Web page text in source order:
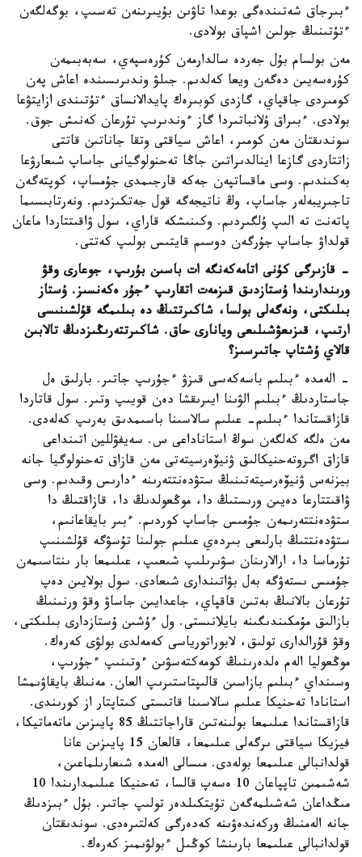
ءبىرجاق شەتىندەگى بوعدا تاۋىن بۇيىرىنەن تەسىپ، بوگەلگەن
ءتۇتىنىڭ جولىن اشپاق بولادى.
مەن بولسام بۇل جەردە سالدارمەن كۇرەسپەي، سەبەبىمەن
كۇرەسەيىن دەگەن ويعا كەلدىم. جىلۋ وندىرىسىندە اعاش پەن
كومىردى جاقپاي، گازدى كوبىرەك پايدالانساق ءتۇتىندى ازايتۋعا
بولادى. ءبىراق ۇلانباتىردا گاز ءوندىرىپ تۇرعان كەنىش جوق.
سوندىقتان مەن كومىر، اعاش سياقتى وتقا جاناتىن قاتتى
زاتتاردى گازعا اينالدىراتىن جاڭا تەحنولوگيانى جاساپ شىعارۋعا
بەكىندىم. وسى ماقساتپەن جەكە قارجىمدى جۇمساپ، كوپتەگەن
تاجىريبەلەر جاساپ، وڭ ناتيجەگە قول جەتكىزدىم. ونەرتابىسىما
پاتەنت تە الىپ ۇلگىردىم. وكىنىشكە قاراي، سول ۋاقىتتاردا ماعان
قولداۋ جاساپ جۇرگەن دوسىم قايتىس بولىپ كەتتى.
- قازىرگى كۇنى اتامەكەنگە ات باسىن بۇرىپ، جوعارى وقۋ
ورىندارىندا ۇستازدىق قىزمەت اتقارىپ ءجۇر ەكەنسىز. ۇستاز
بىلىكتى، ونەگەلى بولسا، شاكىرتتىڭ دە بىلىمگە قۇلشىنىسى
ارتىپ، قىزىعۋشىلىعى ويانارى حاق. شاكىرتتەرىڭىزدىڭ تالابىن
قالاي ۇشتاپ جاتىرسىز؟
- الەمدە ءبىلىم باسەكەسى قىزۋ ءجۇرىپ جاتىر. بارلىق ەل
جاستاردىڭ ءبىلىم الۋىنا ايىرىقشا دەن قويىپ وتىر. سول قاتاردا
قازاقستاندا ءبىلىم- عىلىم سالاسىنا باسىمدىق بەرىپ كەلەدى.
مەن ەلگە كەلگەن سوڭ استاناداعى س. سەيفۋللين اتىنداعى
قازاق اگروتەحنيكالىق ۋنيۆەرسيتەتى مەن قازاق تەحنولوگيا جانە
بيزنەس ۋنيۆەرسيتەتىنىڭ ستۋدەنتتەرىنە ءدارىس وقىدىم. وسى
ۋاقىتتارعا دەيىن ورىستىڭ دا، موڭعولدىڭ دا، قازاقتىڭ دا
ستۋدەنتتەرىمەن جۇمىس جاساپ كوردىم. ءبىر بايقاعانىم،
ستۋدەنتتىڭ بارلىعى بىردەي عىلىم جولىنا تۇسۋگە قۇلشىنىپ
تۇرماسا دا، ارالارىنان سۋىرىلىپ شىعىپ، عىلىمعا بار ىنتاسىمەن
جۇمىس ىستەۋگە بەل بۋاتىندارى شىعادى. سول بولايىن دەپ
تۇرعان بالانىڭ بەتىن قاقپاي، جاعدايىن جاساۋ وقۋ ورنىنىڭ
بازالىق مۇمكىندىگىنە بايلانىستى. ول ءۇشىن ۇستازدارى بىلىكتى،
وقۋ قۇرالدارى تولىق، لابوراتورياسى كەمەلدى بولۋى كەرەك.
موڭعوليا الەم ەلدەرىنىڭ كومەكتەسۋىن ءوتىنىپ ءجۇرىپ،
وسىنداي ءبىلىم بازاسىن قالىپتاستىرىپ العان. مەنىڭ بايقاۋىمشا
استانادا تەحنيكا عىلىم سالاسىنا قاتىستى كىتاپتار از كورىندى.
قازاقستاندا عىلىمعا بولىنەتىن قاراجاتتىڭ 85 پايىزىن ماتەماتيكا،
فيزيكا سياقتى ىرگەلى عىلىمعا، قالعان 15 پايىزىن عانا
قولدانبالى عىلىمعا بولەدى. مىسالى الەمدە شىعارىلماعىن،
شەشىمىن تاپپاعان 10 ەسەپ قالسا، تەحنيكا عىلىمدارىندا 10
مىڭداعان شەشىلمەگەن تۇيتكىلدەر تولىپ جاتىر. بۇل ءبىزدىڭ
جانە الەمنىڭ وركەندەۋىنە كەدەرگى كەلتىرەدى. سوندىقتان
قولدانبالى عىلىمعا بارىنشا كوڭىل ءبولۋىمىز كەرەك.